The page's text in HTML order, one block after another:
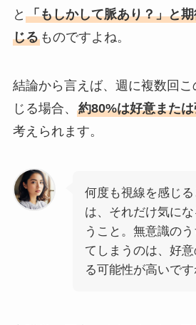
と 「もしかして脈あり？」と
じるものですよね。
結論から言えば、週に複数回
じる場合、 約80%は好意また
考えられます。
何度も視線を感じる
は、それだけ気に
うこと。無意識の
てしまうのは、好
る可能性が高いです